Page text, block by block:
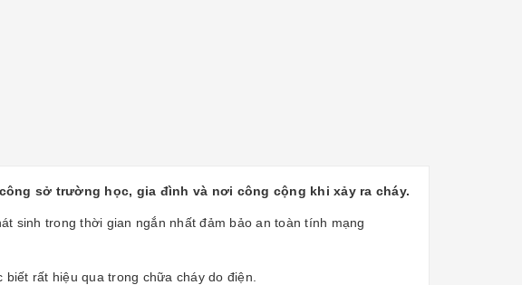
sở trường học, gia đình và nơi công cộng khi xảy ra cháy.
sinh trong thời gian ngắn nhất đảm bảo an toàn tính mạng
rất hiệu qua trong chữa cháy do điện.